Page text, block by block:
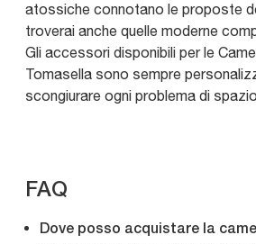
atossiche connotano le proposte
troverai anche quelle moderne
Gli accessori disponibili per le
Tomasella sono sempre
scongiurare ogni problema di
FAQ
Dove posso acquistare la